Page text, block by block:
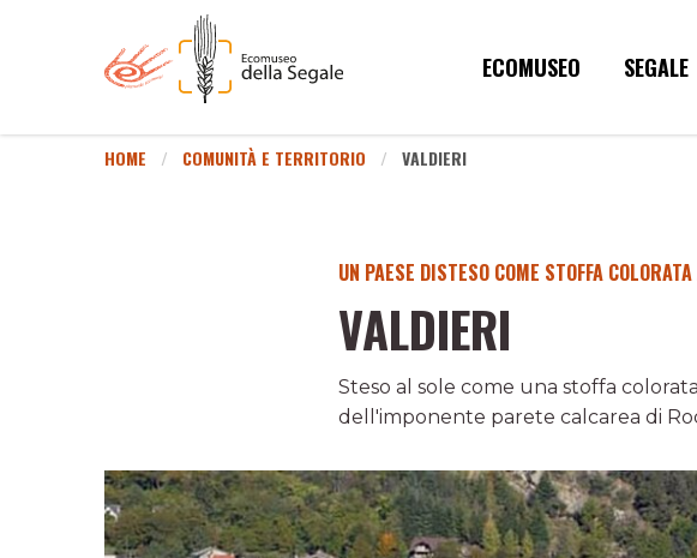
ECOMUSEO SEGALE
HOME COMUNITÀ E TERRITORIO VALDIERI
UN PAESE DISTESO COME STOFFA
VALDIERI
Steso al sole come una stoffa
dell'imponente parete calcarea di